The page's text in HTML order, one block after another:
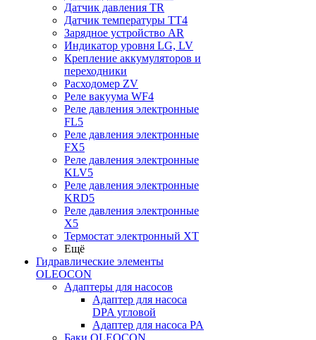
Датчик давления TR
Датчик температуры TT4
Зарядное устройство AR
Индикатор уровня LG, LV
Крепление аккумуляторов и
переходники
Расходомер ZV
Реле вакуума WF4
Реле давления электронные
FL5
Реле давления электронные
FX5
Реле давления электронные
KLV5
Реле давления электронные
KRD5
Реле давления электронные
X5
Термостат электронный XT
Ещё
Гидравлические элементы
OLEOCON
Адаптеры для насосов
Адаптер для насоса
DPA угловой
Адаптер для насоса PA
Баки OLEOCON